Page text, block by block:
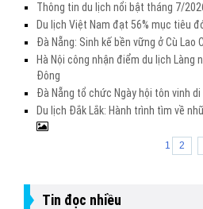
Thông tin du lịch nổi bật tháng 7/
Du lịch Việt Nam đạt 56% mục tiêu
Đà Nẵng: Sinh kế bền vững ở Cù Lao
Hà Nội công nhận điểm du lịch Làng
Đông
Đà Nẵng tổ chức Ngày hội tôn vinh di
Du lịch Đắk Lắk: Hành trình tìm về
1 2
Tin đọc nhiều